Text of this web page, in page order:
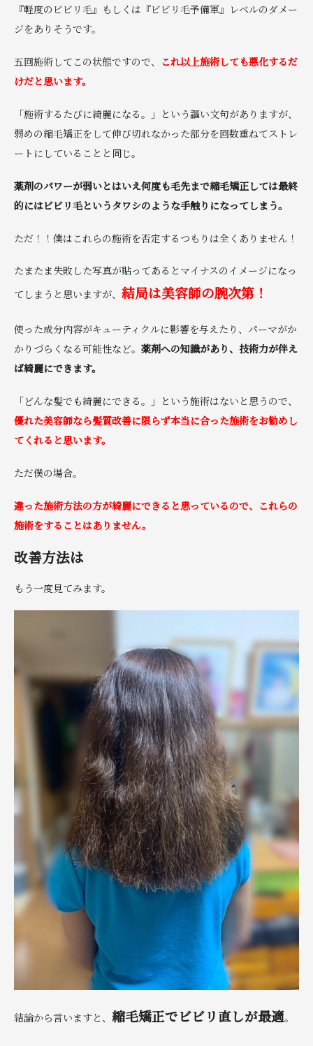
『軽度のビビリ毛』もしくは『ビビリ毛予備軍』レベルのダメー
ジをありそうです。
五回施術してこの状態ですので、
これ以上施術しても悪化するだ
けだと思います。
「施術するたびに綺麗になる。」という謳い文句がありますが、
弱めの縮毛矯正をして伸び切れなかった部分を回数重ねてストレ
ートにしていることと同じ。
薬剤のパワーが弱いとはいえ何度も毛先まで縮毛矯正しては最終
的にはビビリ毛というタワシのような手触りになってしまう。
ただ！！僕はこれらの施術を否定するつもりは全くありません！
たまたま失敗した写真が貼ってあるとマイナスのイメージになっ
てしまうと思いますが、 結局は美容師の腕次第！
使った成分内容がキューティクルに影響を与えたり、パーマがか
かりづらくなる可能性など。 薬剤への知識があり、技術力が伴え
ば綺麗にできます。
「どんな髪でも綺麗にできる。」という施術はないと思うので、
優れた美容師なら髪質改善に限らず本当に合った施術をお勧めし
てくれると思います。
ただ僕の場合。
違った施術方法の方が綺麗にできると思っているので、これらの
施術をすることはありません。
改善方法は
もう一度見てみます。
結論から言いますと、 縮毛矯正でビビリ直しが最適。